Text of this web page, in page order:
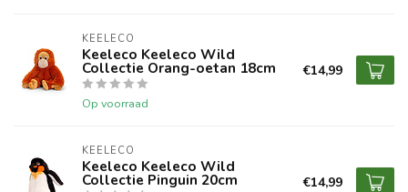
KEELECO
Keeleco Keeleco Wild
Collectie Orang-oetan 18cm
Op voorraad
€14,99
KEELECO
Keeleco Keeleco Wild
Collectie Pinguin 20cm €14,99